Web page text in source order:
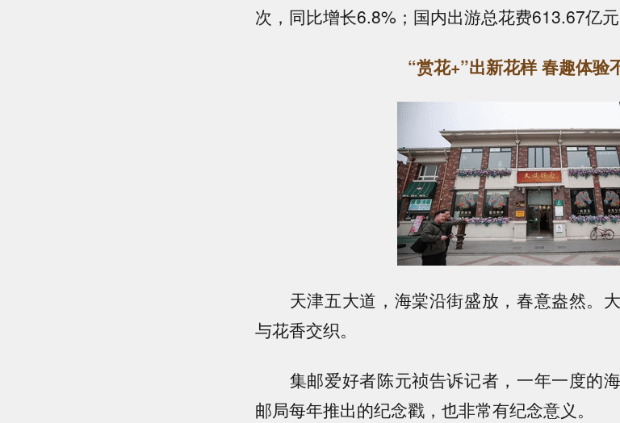
次，同比增长6.8%；国内出游总花费613.67亿元
“赏花+”出新花样 春趣体验
天津五大道，海棠沿街盛放，春意盎然。
与花香交织。
集邮爱好者陈元祯告诉记者，一年一度的
邮局每年推出的纪念戳，也非常有纪念意义。